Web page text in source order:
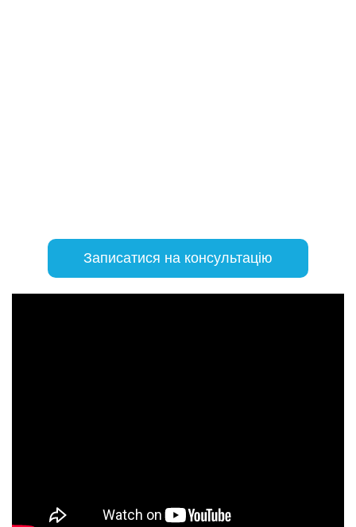
Записатися на консультацію